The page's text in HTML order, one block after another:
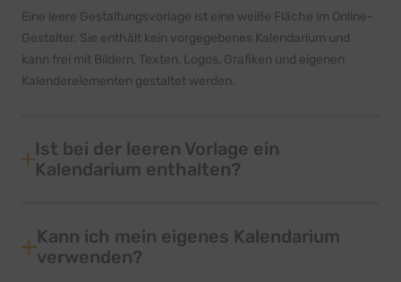
Eine leere Gestaltungsvorlage ist eine weiße Fläche im Online-
Gestalter. Sie enthält kein vorgegebenes Kalendarium und
kann frei mit Bildern, Texten, Logos, Grafiken und eigenen
Kalenderelementen gestaltet werden.
Ist bei der leeren Vorlage ein
Kalendarium enthalten?
Kann ich mein eigenes Kalendarium
verwenden?